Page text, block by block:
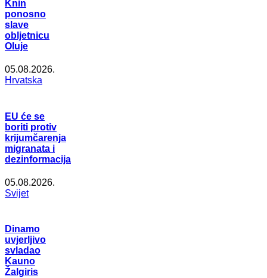
Knin
ponosno
slave
obljetnicu
Oluje
05.08.2026.
Hrvatska
EU će se
boriti protiv
krijumčarenja
migranata i
dezinformacija
05.08.2026.
Svijet
Dinamo
uvjerljivo
svladao
Kauno
Žalgiris